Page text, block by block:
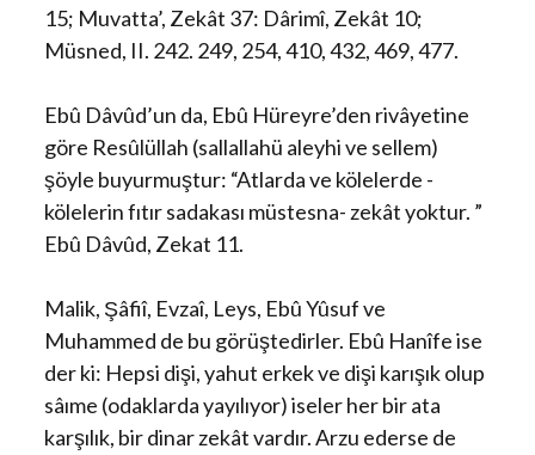
15; Muvatta’, Zekât 37: Dârimî, Zekât 10;
Müsned, II. 242. 249, 254, 410, 432, 469, 477.
Ebû Dâvûd’un da, Ebû Hüreyre’den rivâyetine
göre Resûlüllah (sallallahü aleyhi ve sellem)
şöyle buyurmuştur: “Atlarda ve kölelerde -
kölelerin fıtır sadakası müstesna- zekât yoktur. ”
Ebû Dâvûd, Zekat 11.
Malik, Şâfiî, Evzaî, Leys, Ebû Yûsuf ve
Muhammed de bu görüştedirler. Ebû Hanîfe ise
der ki: Hepsi dişi, yahut erkek ve dişi karışık olup
sâıme (odaklarda yayılıyor) iseler her bir ata
karşılık, bir dinar zekât vardır. Arzu ederse de